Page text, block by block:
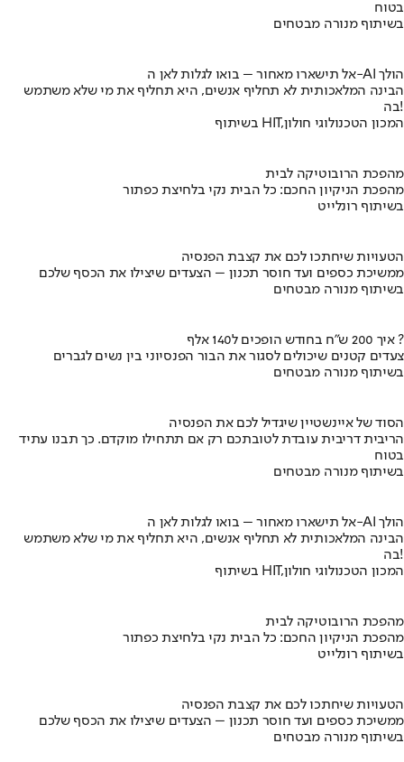
בטוח
בשיתוף מנורה מבטחים
אל תישארו מאחור – בואו לגלות לאן ה-AI הולך
הבינה המלאכותית לא תחליף אנשים, היא תחליף את מי שלא משתמש
בה!
בשיתוף HIT,המכון הטכנולוגי חולון
מהפכת הרובוטיקה לבית
מהפכת הניקיון החכם: כל הבית נקי בלחיצת כפתור
בשיתוף רונלייט
הטעויות שיחתכו לכם את קצבת הפנסיה
ממשיכת כספים ועד חוסר תכנון – הצעדים שיצילו את הכסף שלכם
בשיתוף מנורה מבטחים
איך 200 ש"ח בחודש הופכים ל140 אלף ?
צעדים קטנים שיכולים לסגור את הבור הפנסיוני בין נשים לגברים
בשיתוף מנורה מבטחים
הסוד של איינשטיין שיגדיל לכם את הפנסיה
הריבית דריבית עובדת לטובתכם רק אם תתחילו מוקדם. כך תבנו עתיד
בטוח
בשיתוף מנורה מבטחים
אל תישארו מאחור – בואו לגלות לאן ה-AI הולך
הבינה המלאכותית לא תחליף אנשים, היא תחליף את מי שלא משתמש
בה!
בשיתוף HIT,המכון הטכנולוגי חולון
מהפכת הרובוטיקה לבית
מהפכת הניקיון החכם: כל הבית נקי בלחיצת כפתור
בשיתוף רונלייט
הטעויות שיחתכו לכם את קצבת הפנסיה
ממשיכת כספים ועד חוסר תכנון – הצעדים שיצילו את הכסף שלכם
בשיתוף מנורה מבטחים